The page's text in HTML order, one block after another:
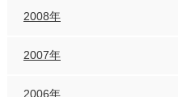
2008年
2007年
2006年